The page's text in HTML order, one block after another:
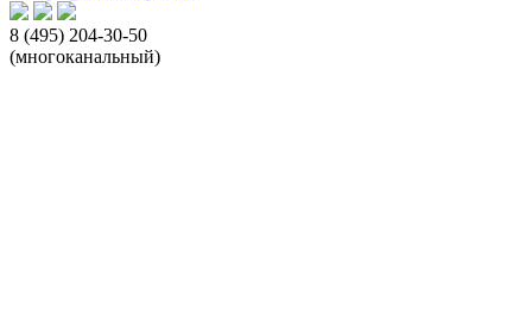
8 (495) 204-30-50
(многоканальный)